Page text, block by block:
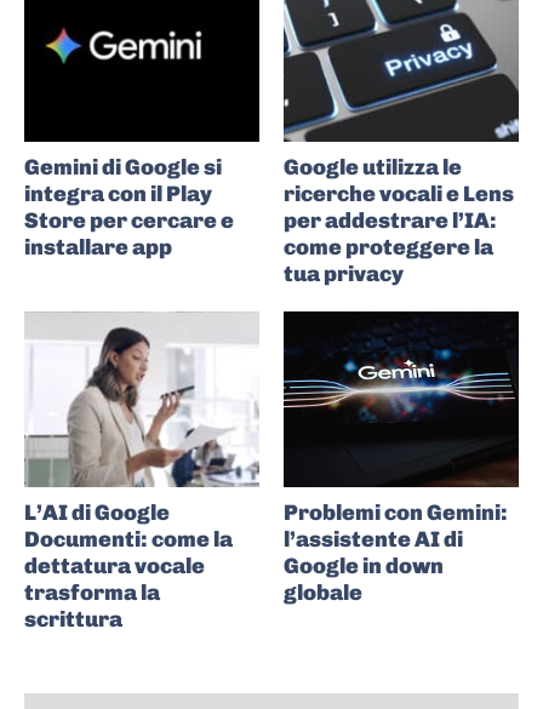
Gemini di Google si
integra con il Play
Store per cercare e
installare app
Google utilizza le
ricerche vocali e Lens
per addestrare l’IA:
come proteggere la
tua privacy
L’AI di Google
Documenti: come la
dettatura vocale
trasforma la
scrittura
Problemi con Gemini:
l’assistente AI di
Google in down
globale